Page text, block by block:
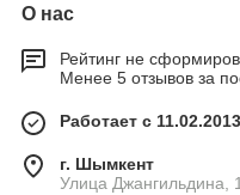
О нас
Рейтинг не
Менее 5 отзывов за
Работает с 11.02.2013
г. Шымкент
Улица Джангильдина,